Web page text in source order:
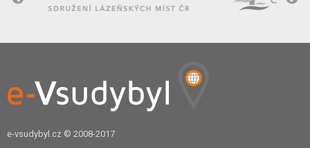
e-vsudybyl.cz © 2008-2017